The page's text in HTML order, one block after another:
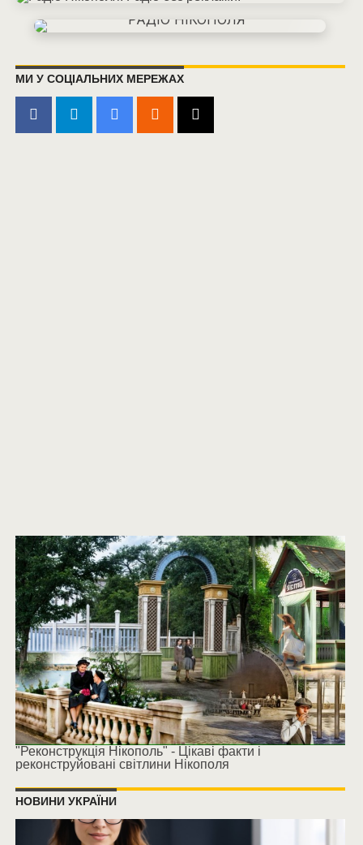
МИ У СОЦІАЛЬНИХ МЕРЕЖАХ
"Реконструкція Нікополь" - Цікаві факти і
реконструйовані світлини Нікополя
НОВИНИ УКРАЇНИ